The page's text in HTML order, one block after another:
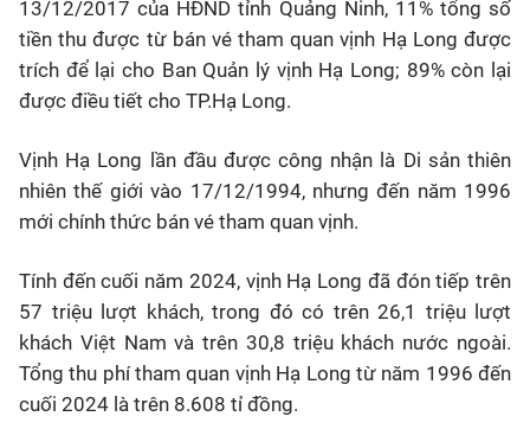
13/12/2017 của HĐND tỉnh Quảng Ninh, 11% tổng số
tiền thu được từ bán vé tham quan vịnh Hạ Long được
trích để lại cho Ban Quản lý vịnh Hạ Long; 89% còn lại
được điều tiết cho TP.Hạ Long.
Vịnh Hạ Long lần đầu được công nhận là Di sản thiên
nhiên thế giới vào 17/12/1994, nhưng đến năm 1996
mới chính thức bán vé tham quan vịnh.
Tính đến cuối năm 2024, vịnh Hạ Long đã đón tiếp trên
57 triệu lượt khách, trong đó có trên 26,1 triệu lượt
khách Việt Nam và trên 30,8 triệu khách nước ngoài.
Tổng thu phí tham quan vịnh Hạ Long từ năm 1996 đến
cuối 2024 là trên 8.608 tỉ đồng.